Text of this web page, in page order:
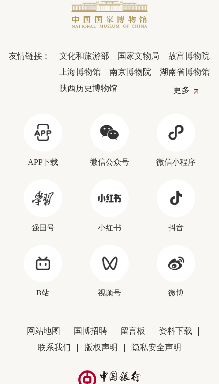
友情链接： 文化和旅游部 国家文物局
故宫博物院
上海博物馆
南京博物院
湖南省博物馆
陕西历史博物馆
更多
APP下载 微信公众号 微信小程序
强国号 小红书 抖音
B站 视频号 微博
网站地图 国博招聘 留言板
资料下载
联系我们
版权声明 隐私安全声明